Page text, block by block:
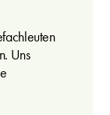
Uns